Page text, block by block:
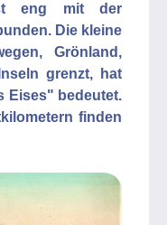
eng mit der
Die kleine
Grönland,
grenzt, hat
Eises" bedeutet.
finden